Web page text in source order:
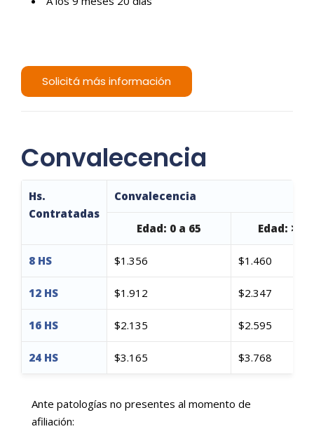
Solicitá más información
Convalecencia
Hs.
Contratadas
Convalecencia
Edad: 0 a 65 Edad: >66
8 HS $1.356 $1.460
12 HS $1.912 $2.347
16 HS $2.135 $2.595
24 HS $3.165 $3.768
Ante patologías no presentes al momento de
afiliación: